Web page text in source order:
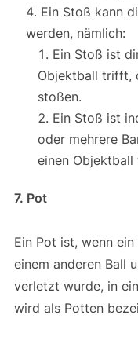
Ein Stoß kann
werden, nämlich:
Ein Stoß ist
Objektball trifft,
stoßen.
Ein Stoß ist
oder mehrere
einen
7. Pot
Ein Pot ist, wenn
einem anderen Ball
verletzt wurde, in
wird als Potten